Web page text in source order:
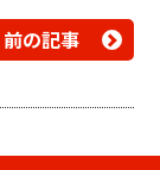
前の記事